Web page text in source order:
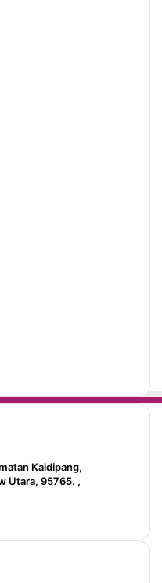
Kaidipang,
Utara, 95765. ,